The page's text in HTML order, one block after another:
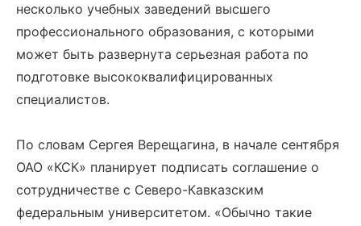
несколько учебных заведений высшего
профессионального образования, с которыми
может быть развернута серьезная работа по
подготовке высококвалифицированных
специалистов.
По словам Сергея Верещагина, в начале сентября
ОАО «КСК» планирует подписать соглашение о
сотрудничестве с Северо-Кавказским
федеральным университетом. «Обычно такие